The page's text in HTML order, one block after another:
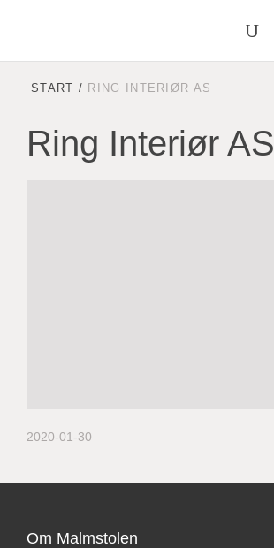
Sök
på
Malmstolen.se
START / RING INTERIØR AS
Ring Interiør AS
2020-01-30
Om Malmstolen